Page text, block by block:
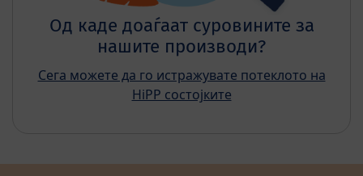
Од каде доаѓаат суровините за
нашите производи?
Сега можете да го истражувате потеклото на
HiPP состојките